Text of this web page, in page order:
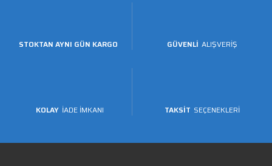
STOKTAN AYNI GÜN KARGO GÜVENLİ ALIŞVERİŞ
KOLAY İADE İMKANI TAKSİT SEÇENEKLERİ